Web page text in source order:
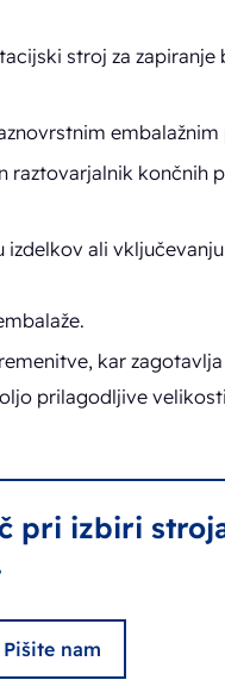
stroj za zapiranje
raztovarjalnik končnih
ali
kar
prilagodljive
pri izbiri
Pišite nam